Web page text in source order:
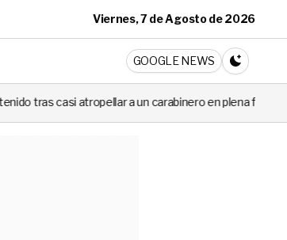
Viernes, 7 de Agosto de 2026
GOOGLE NEWS
CAMBIA A
a un carabinero en plena fiscalización